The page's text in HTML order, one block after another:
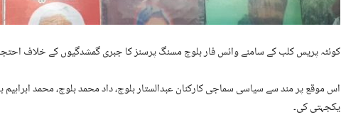
کوئٹہ پریس کلب کے سامنے وائس فار بلوچ مسنگ پرسنز کا جبری گمشدگیوں کے خلاف احتجاجی کیمپ آج 5194
اس موقع پر مند سے سیاسی سماجی کارکنان عبدالستار بلوچ، داد محمد بلوچ، محمد ابراہیم
یکجہتی کی۔